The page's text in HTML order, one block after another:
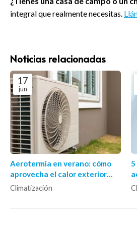
integral que realmente necesitas.
Noticias relacionadas
17
jun
Aerotermia en verano: cómo
aprovecha el calor exterior
para refrigerar eficientemente
Climatización
5